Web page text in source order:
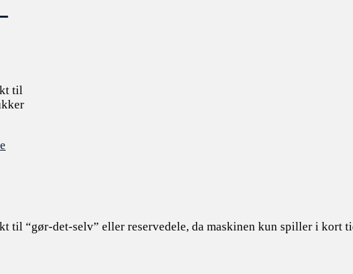
til
til “gør-det-selv” eller reservedele, da maskinen kun spiller i kort